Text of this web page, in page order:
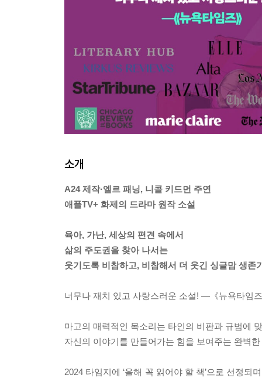
소개
A24 제작·엘르 패닝, 니콜 키드먼 주연
애플TV+ 화제의 드라마 원작 소설
육아, 가난, 세상의 편견 속에서
삶의 주도권을 찾아 나서는
웃기도록 비참하고, 비참해서 더 웃긴 싱글맘 생존
너무나 재치 있고 사랑스러운 소설! ―《뉴욕타임
마고의 매력적인 목소리는 타인의 비판과 규범에
자신의 이야기를 만들어가는 힘을 보여주는 완벽
2024 타임지에 ‘올해 꼭 읽어야 할 책’으로 선정